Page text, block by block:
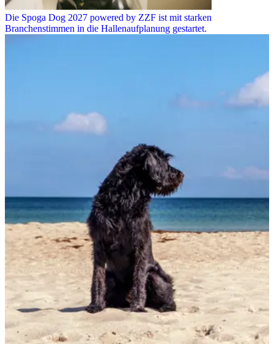
Die Spoga Dog 2027 powered by ZZF ist mit starken
Branchenstimmen in die Hallenaufplanung gestartet.